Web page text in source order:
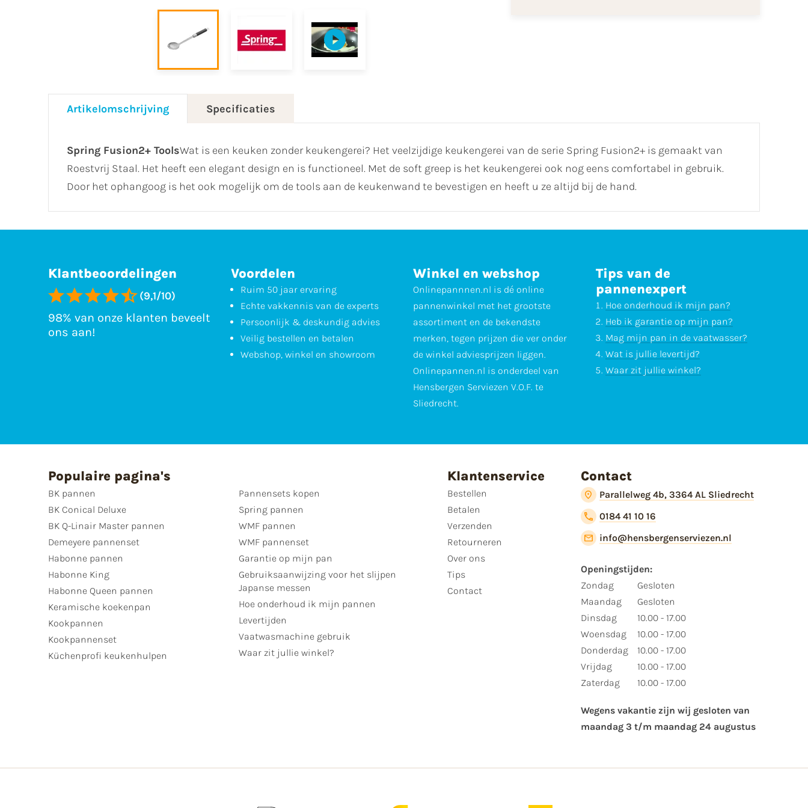
Artikelomschrijving Specificaties
Spring Fusion2+ ToolsWat is een keuken zonder keukengerei? Het veelzijdige keukengerei van de serie Spring Fusion2+ is gemaakt van
Roestvrij Staal. Het heeft een elegant design en is functioneel. Met de soft greep is het keukengerei ook nog eens comfortabel in gebruik.
Door het ophangoog is het ook mogelijk om de tools aan de keukenwand te bevestigen en heeft u ze altijd bij de hand.
Klantbeoordelingen
(9,1/10)
98% van onze klanten beveelt
ons aan!
Voordelen
Ruim 50 jaar ervaring
Echte vakkennis van de experts
Persoonlijk & deskundig advies
Veilig bestellen en betalen
Webshop, winkel en showroom
Winkel en webshop
Onlinepannnen.nl is dé online
pannenwinkel met het grootste
assortiment en de bekendste
merken, tegen prijzen die ver onder
de winkel adviesprijzen liggen.
Onlinepannen.nl is onderdeel van
Hensbergen Serviezen V.O.F. te
Sliedrecht.
Tips van de
pannenexpert
Hoe onderhoud ik mijn pan?
Heb ik garantie op mijn pan?
Mag mijn pan in de vaatwasser?
Wat is jullie levertijd?
Waar zit jullie winkel?
Populaire pagina's
BK pannen
BK Conical Deluxe
BK Q-Linair Master pannen
Demeyere pannenset
Habonne pannen
Habonne King
Habonne Queen pannen
Keramische koekenpan
Kookpannen
Kookpannenset
Küchenprofi keukenhulpen
Pannensets kopen
Spring pannen
WMF pannen
WMF pannenset
Garantie op mijn pan
Gebruiksaanwijzing voor het slijpen
Japanse messen
Hoe onderhoud ik mijn pannen
Levertijden
Vaatwasmachine gebruik
Waar zit jullie winkel?
Klantenservice
Bestellen
Betalen
Verzenden
Retourneren
Over ons
Tips
Contact
Contact
Parallelweg 4b, 3364 AL Sliedrecht
0184 41 10 16
info@hensbergenserviezen.nl
Openingstijden:​
​Zondag
Maandag
Dinsdag
Woensdag
Donderdag
Vrijdag
Zaterdag
Gesloten
Gesloten
10.00 - 17.00
10.00 - 17.00
10.00 - 17.00
10.00 - 17.00
10.00 - 17.00
Wegens vakantie zijn wij gesloten van ​
maandag 3 t/m maandag 24 augustus